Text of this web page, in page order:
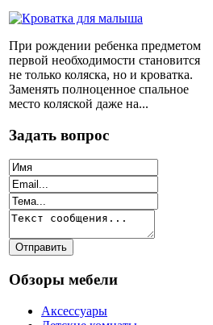
При рождении ребенка предметом
первой необходимости становится
не только коляска, но и кроватка.
Заменять полноценное спальное
место коляской даже на...
Задать вопрос
Обзоры мебели
Аксессуары